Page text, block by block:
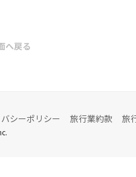
へ戻る
シーポリシー 旅行業約款 旅